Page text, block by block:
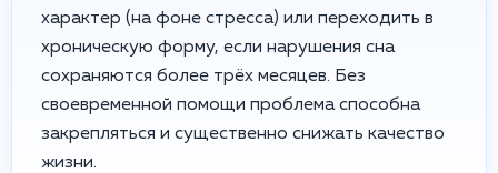
характер (на фоне стресса) или переходить в
хроническую форму, если нарушения сна
сохраняются более трёх месяцев. Без
своевременной помощи проблема способна
закрепляться и существенно снижать качество
жизни.